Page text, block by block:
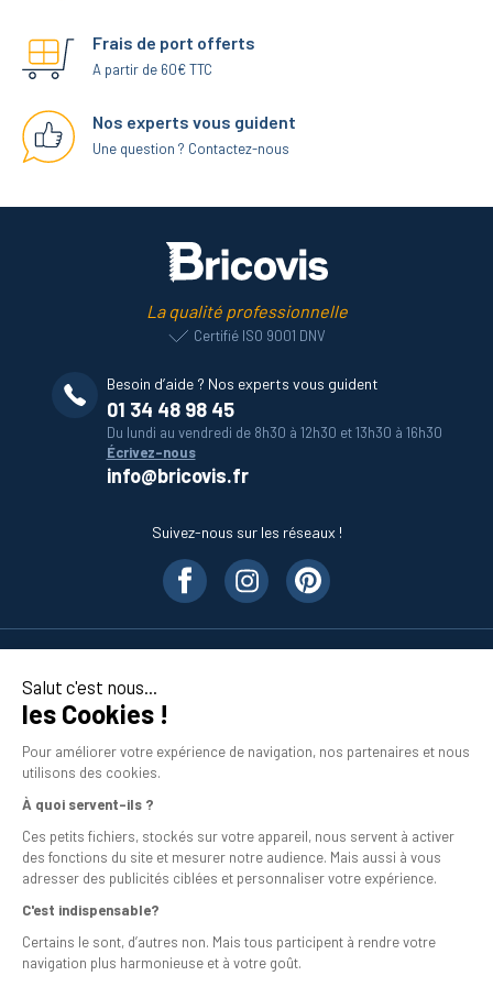
Salut c'est nous...
les Cookies !
Pour améliorer votre expérience de navigation, nos partenaires et nous
utilisons des cookies.
À quoi servent-ils ?
Ces petits fichiers, stockés sur votre appareil, nous servent à activer
des fonctions du site et mesurer notre audience. Mais aussi à vous
adresser des publicités ciblées et personnaliser votre expérience.
C'est indispensable?
Certains le sont, d’autres non. Mais tous participent à rendre votre
navigation plus harmonieuse et à votre goût.
Frais de port offerts
A partir de 60€ TTC
Nos experts vous guident
Une question ? Contactez-nous
La qualité professionnelle
Certifié ISO 9001 DNV
Besoin d’aide ? Nos experts vous guident
01 34 48 98 45
Du lundi au vendredi de 8h30 à 12h30 et 13h30 à 16h30
Écrivez-nous
info@bricovis.fr
Suivez-nous sur les réseaux !
En savoir plus
Mentions légales
Conditions générales de vente